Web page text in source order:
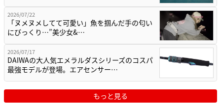
2026/07/22
「ヌメヌメしてて可愛い」魚を掴んだ手の匂い
にびっくり…”美少女&…
2026/07/17
DAIWAの大人気エメラルダスシリーズのコスパ
最強モデルが登場。エアセンサー…
もっと見る